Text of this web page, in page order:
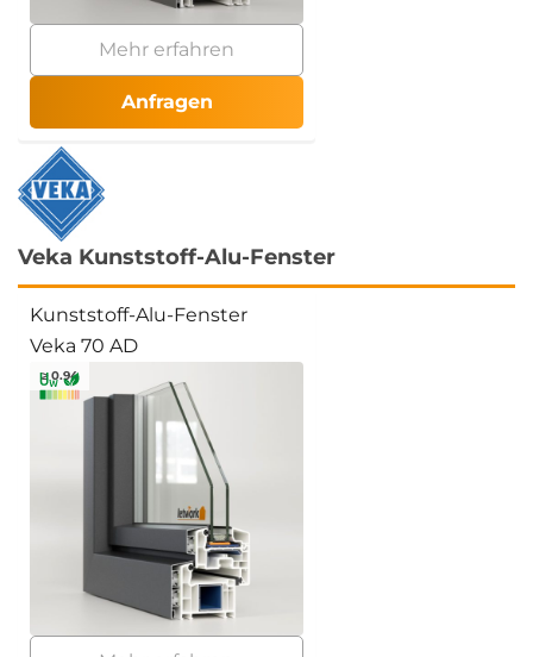
Mehr erfahren
Anfragen
Veka Kunststoff-Alu-Fenster
Kunststoff-Alu-Fenster
Veka 70 AD
≥ 0.94